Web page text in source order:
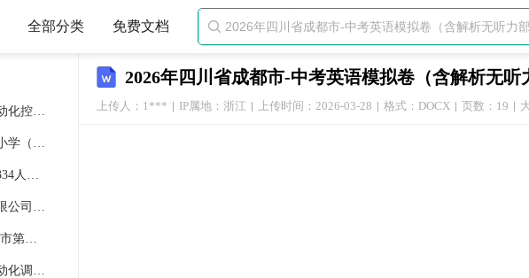
全部分类 免费文档 
2026年四川省成都市-中考英语模拟卷（含解析无听
上传人：1*** IP属地：浙江 上传时间：2026-03-28 格式：DOCX 页数：19
2026年故障反应时间对自动化控制的影响
2026贵州贵阳贵安招聘中小学（幼儿园）教师819人备考题库（含答案详解）
2026长春光机所春季招聘334人备考题库附参考答案详解（黄金题型）
2026上海三毛保安服务有限公司招聘217人备考题库【学生专用】附答案详解
2025-2026学年贵州省遵义市第二十二中学高三下学期3月模拟英语试题
2026年案例分析成功的自动化调试项目